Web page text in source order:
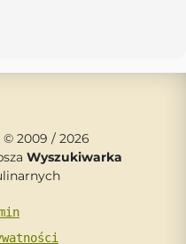
© 2009 / 2026
Wyszukiwarka